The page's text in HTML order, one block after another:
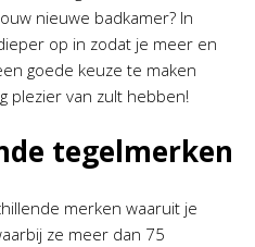
nieuwe badkamer? In
op in zodat je meer en
goede keuze te maken
plezier van zult hebben!
tegelmerken
merken waaruit je
ze meer dan 75